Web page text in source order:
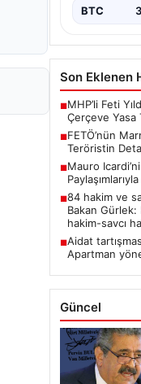
BTC
Son Eklenen
■MHP’li Feti
Çerçeve Yasa
■FETÖ’nün
Teröristin
■Mauro
■84 hakim ve
Bakan Gürlek:
hakim-savcı
■Aidat
Apartman
Güncel